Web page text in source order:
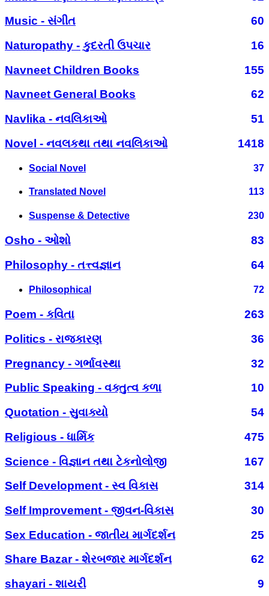
Music - સંગીત
60
Naturopathy - કુદરતી ઉપચાર
16
Navneet Children Books
155
Navneet General Books
62
Navlika - નવલિકાઓ
51
Novel - નવલકથા તથા નવલિકાઓ
1418
Social Novel 37
Translated Novel 113
Suspense & Detective 230
Osho - ઓશો
83
Philosophy - તત્ત્વજ્ઞાન
64
Philosophical 72
Poem - કવિતા
263
Politics - રાજકારણ
36
Pregnancy - ગર્ભાવસ્થા
32
Public Speaking - વક્તુત્વ કળા
10
Quotation - સુવાક્યો
54
Religious - ધાર્મિક
475
Science - વિજ્ઞાન તથા ટેકનોલોજી
167
Self Development - સ્વ વિકાસ
314
Self Improvement - જીવન-વિકાસ
30
Sex Education - જાતીય માર્ગદર્શન
25
Share Bazar - શેરબજાર માર્ગદર્શન
62
shayari - શાયરી
9